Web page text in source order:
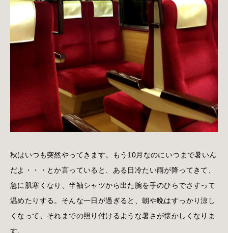
秋はいつも突然やってきます。もう10月なのにいつまで暑いん
だよ・・・とか言っていると、ある日冷たい雨が降ってきて、
急に肌寒くなり、半袖シャツから出た腕を手のひらでさすって
温めたりする。そんな一日が過ぎると、朝や晩はすっかり涼し
くなって、それまでの照り付けるような暑さが懐かしくなりま
す。